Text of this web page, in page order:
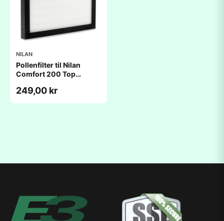
NILAN
Pollenfilter til Nilan
Comfort 200 Top
249,00 kr